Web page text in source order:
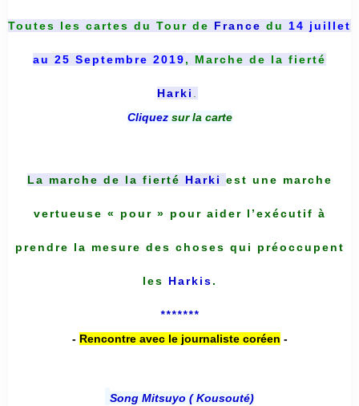
Toutes les cartes du Tour de France du 14 juillet
au 25 Septembre 2019, Marche de la fierté
Harki .
Cliquez sur la carte
La marche de la fierté Harki est une marche
vertueuse « pour » pour aider l’exécutif à
prendre la mesure des choses qui préoccupent
les Harkis.
*******
- Rencontre avec le journaliste coréen -
Song Mitsuyo ( Kousouté)